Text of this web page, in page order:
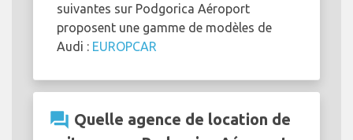
suivantes sur Podgorica Aéroport
proposent une gamme de modèles de
Audi : EUROPCAR
question_answer Quelle agence de location de